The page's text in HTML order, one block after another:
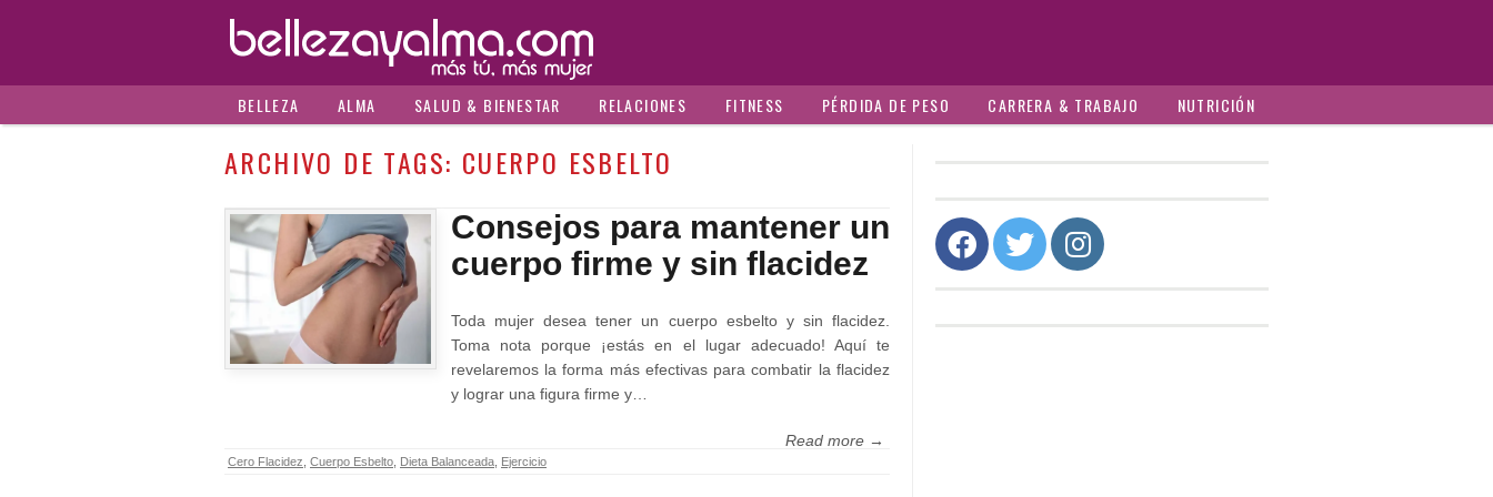
BELLEZA ALMA SALUD & BIENESTAR RELACIONES FITNESS PÉRDIDA DE PESO CARRERA & TRABAJO NUTRICIÓN
ARCHIVO DE TAGS: CUERPO ESBELTO
Consejos para mantener un
cuerpo firme y sin flacidez
Toda mujer desea tener un cuerpo esbelto y sin flacidez.
Toma nota porque ¡estás en el lugar adecuado! Aquí te
revelaremos la forma más efectivas para combatir la flacidez
y lograr una figura firme y…
Read more →
Cero Flacidez Cuerpo Esbelto Dieta Balanceada Ejercicio